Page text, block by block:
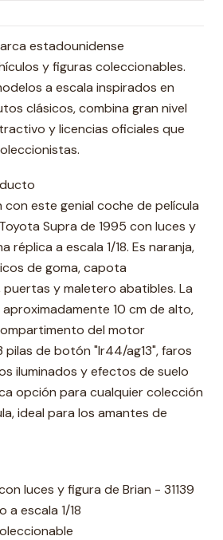
estadounidense
y figuras coleccionables.
a escala inspirados en
clásicos, combina gran nivel
y licencias oficiales que
con este genial coche de película
Supra de 1995 con luces y
réplica a escala 1/18. Es naranja,
de goma, capota
y maletero abatibles. La
10 cm de alto,
del motor
pilas de botón "lr44/ag13", faros
iluminados y efectos de suelo
opción para cualquier colección
ideal para los amantes de
luces y figura de Brian - 31139
a escala 1/18